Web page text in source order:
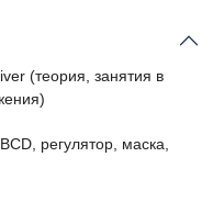
(теория, занятия в
регулятор, маска,